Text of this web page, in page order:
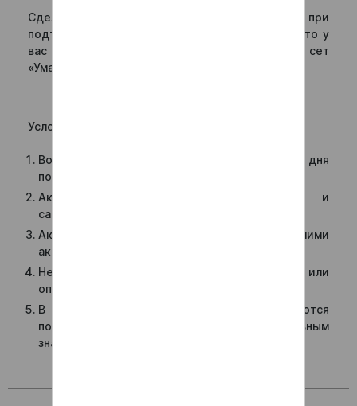
Сделайте заказ на сумму от 1500р., при
подтверждении заказа сообщите оператору, что у
вас день рождения и получите в подарок сет
«Умамини» или пиццу «Ранчо» 25 см.
Условия акции:
Воспользоваться акцией можно 3 дня до и 3 дня
после дня рождения единоразово;
Акция распространяется на доставку и
самовывоз;
Акция не суммируется с другими нашими
акциями;
Необходимо предъявить паспорт курьеру или
оператору при самовывозе.
В сумме для применения акций не учитываются
позиции, отмеченные в каталоге специальным
знаком «%».